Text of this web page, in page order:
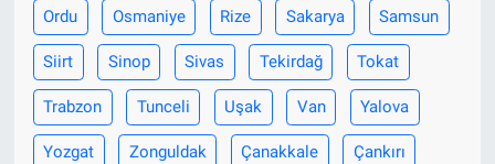
Ordu Osmaniye Rize Sakarya Samsun
Siirt Sinop Sivas Tekirdağ Tokat
Trabzon Tunceli Uşak Van Yalova
Yozgat Zonguldak Çanakkale Çankırı